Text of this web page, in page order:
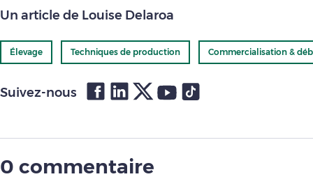
Un article de Louise Delaroa
Élevage Techniques de production Commercialisation &
Suivez-nous
0 commentaire